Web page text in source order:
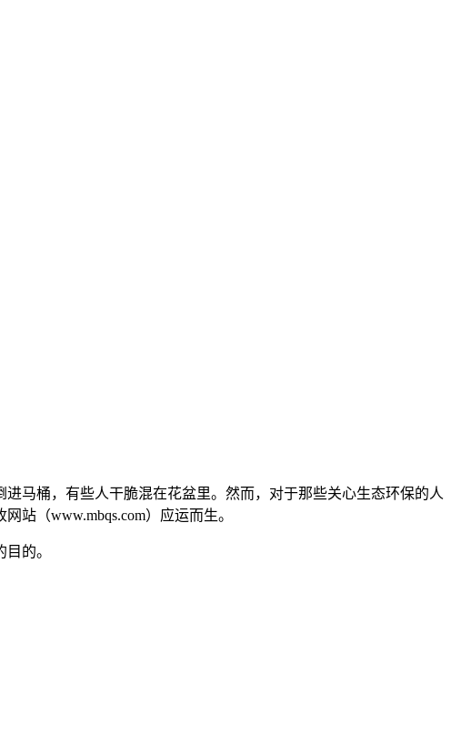
马桶，有些人干脆混在花盆里。然而，对于那些关心生态环保的人
站（www.mbqs.com）应运而生。
目的。